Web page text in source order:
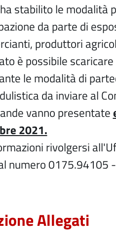
stabilito le modalità
da parte di
produttori
è possibile
le modalità di
da inviare al
vanno presentate
2021.
rivolgersi
numero 0175.94105
Allegati